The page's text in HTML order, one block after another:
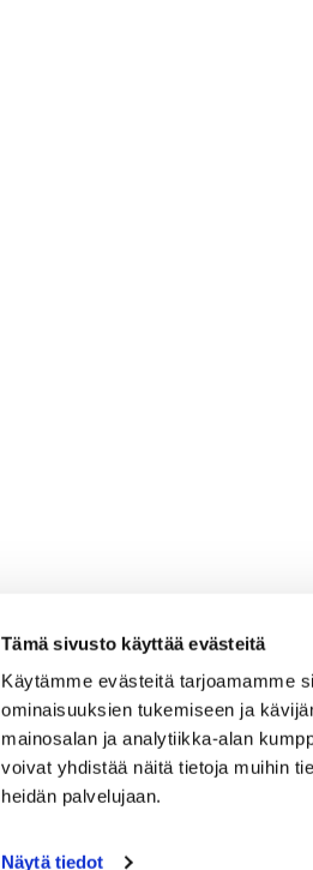
Tämä sivusto käyttää evästeitä
Käytämme evästeitä tarjoamamme
ominaisuuksien tukemiseen ja
mainosalan ja analytiikka-alan
voivat yhdistää näitä tietoja muihin
heidän palvelujaan.
Näytä tiedot